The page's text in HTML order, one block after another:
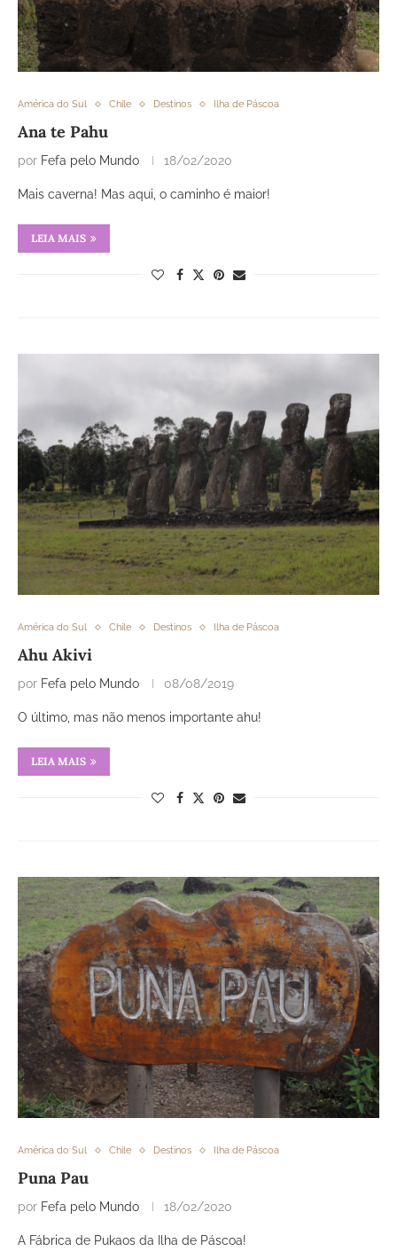
América do Sul Chile Destinos Ilha de Páscoa
Ana te Pahu
por Fefa pelo Mundo 18/02/2020
Mais caverna! Mas aqui, o caminho é maior!
LEIA MAIS
América do Sul Chile Destinos Ilha de Páscoa
Ahu Akivi
por Fefa pelo Mundo 08/08/2019
O último, mas não menos importante ahu!
LEIA MAIS
América do Sul Chile Destinos Ilha de Páscoa
Puna Pau
por Fefa pelo Mundo 18/02/2020
A Fábrica de Pukaos da Ilha de Páscoa!